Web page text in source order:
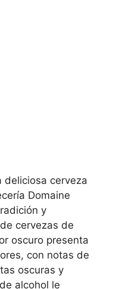
deliciosa cerveza
Domaine
y
cervezas de
oscuro presenta
con notas de
oscuras y
alcohol le